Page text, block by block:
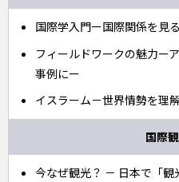
国際学入門ー国際関係を見
フィールドワークの魅力ー
事例にー
イスラーム－世界情勢を理
国際
今なぜ観光？ － 日本で「